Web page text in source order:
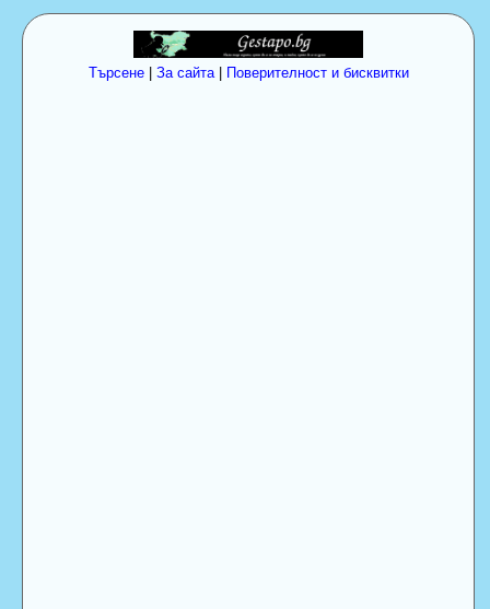
Търсене| За сайта| Поверителност и бисквитки